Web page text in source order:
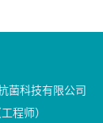
菌科技有限公司
程师）